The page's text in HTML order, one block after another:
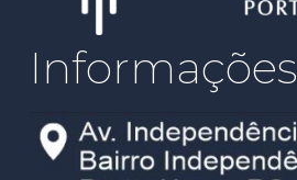
Informações